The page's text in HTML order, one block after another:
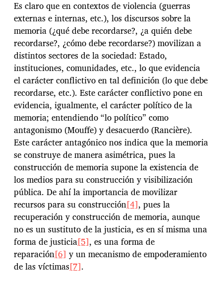
Es claro que en contextos de violencia (guerras
externas e internas, etc.), los discursos sobre la
memoria (¿qué debe recordarse?, ¿a quién debe
recordarse?, ¿cómo debe recordarse?) movilizan a
distintos sectores de la sociedad: Estado,
instituciones, comunidades, etc., lo que evidencia
el carácter conflictivo en tal definición (lo que debe
recordarse, etc.). Este carácter conflictivo pone en
evidencia, igualmente, el carácter político de la
memoria; entendiendo “lo político” como
antagonismo (Mouffe) y desacuerdo (Rancière).
Este carácter antagónico nos indica que la memoria
se construye de manera asimétrica, pues la
construcción de memoria supone la existencia de
los medios para su construcción y visibilización
pública. De ahí la importancia de movilizar
recursos para su construcción[4], pues la
recuperación y construcción de memoria, aunque
no es un sustituto de la justicia, es en sí misma una
forma de justicia[5], es una forma de
reparación[6] y un mecanismo de empoderamiento
de las víctimas[7].